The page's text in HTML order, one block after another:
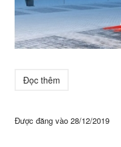
Đọc thêm
Được đăng vào 28/12/2019